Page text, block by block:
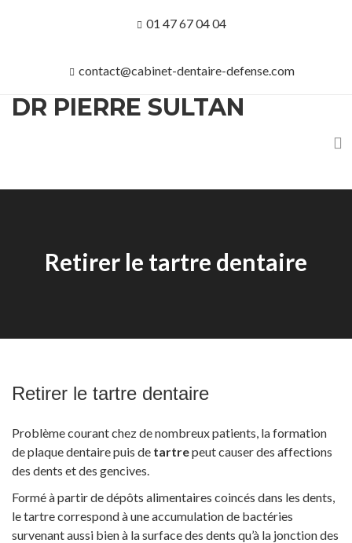
01 47 67 04 04
contact@cabinet-dentaire-defense.com
DR PIERRE SULTAN
Retirer le tartre dentaire
Retirer le tartre dentaire
Problème courant chez de nombreux patients, la formation
de plaque dentaire puis de tartrepeut causer des affections
des dents et des gencives.
Formé à partir de dépôts alimentaires coincés dans les dents,
le tartre correspond à une accumulation de bactéries
survenant aussi bien à la surface des dents qu’à la jonction des